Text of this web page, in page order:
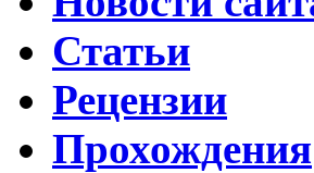
Статьи
Рецензии
Прохождения